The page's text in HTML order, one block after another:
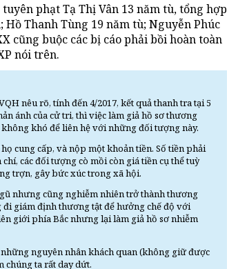
phạt Tạ Thị Vân 13 năm tù, tổng hợp
Thanh Tùng 19 năm tù; Nguyễn Phúc
cũng buộc các bị cáo phải bồi hoàn toàn
nói trên.
nêu rõ, tính đến 4/2017, kết quả thanh tra tại 5
ánh của cử tri, thì việc làm giả hồ sơ thương
khó để liên hệ với những đối tượng này.
cung cấp, và nộp một khoản tiền. Số tiền phải
các đối tượng cò mồi còn giá tiền cụ thể tuỳ
trợn, gây bức xúc trong xã hội.
nhưng cũng nghiễm nhiên trở thành thương
giám định thương tật để hưởng chế độ với
giới phía Bắc nhưng lại làm giả hồ sơ nhiễm
nguyên nhân khách quan (không giữ được
chúng ta rất day dứt.